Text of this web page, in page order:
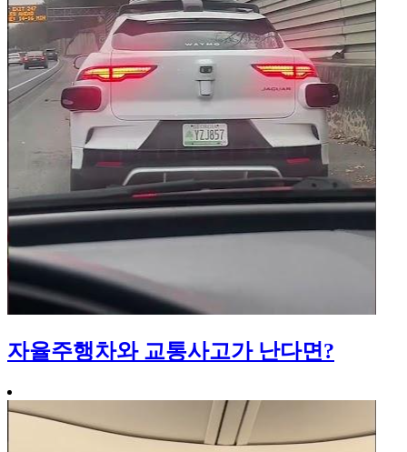
자율주행차와 교통사고가 난다면?